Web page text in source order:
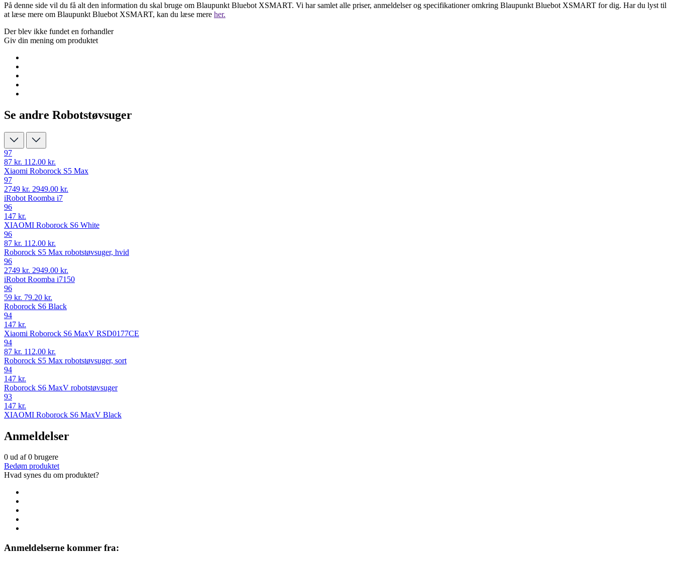
På denne side vil du få alt den information du skal bruge om Blaupunkt Bluebot XSMART. Vi har samlet alle priser, anmeldelser og specifikationer omkring Blaupunkt Bluebot XSMART for dig. Har du lyst til
at læse mere om Blaupunkt Bluebot XSMART, kan du læse mere her.
Der blev ikke fundet en forhandler
Giv din mening om produktet
Se andre Robotstøvsuger
97
87 kr. 112.00 kr.
Xiaomi Roborock S5 Max
97
2749 kr. 2949.00 kr.
iRobot Roomba i7
96
147 kr.
XIAOMI Roborock S6 White
96
87 kr. 112.00 kr.
Roborock S5 Max robotstøvsuger, hvid
96
2749 kr. 2949.00 kr.
iRobot Roomba i7150
96
59 kr. 79.20 kr.
Roborock S6 Black
94
147 kr.
Xiaomi Roborock S6 MaxV RSD0177CE
94
87 kr. 112.00 kr.
Roborock S5 Max robotstøvsuger, sort
94
147 kr.
Roborock S6 MaxV robotstøvsuger
93
147 kr.
XIAOMI Roborock S6 MaxV Black
Anmeldelser
0 ud af0 brugere
Bedøm produktet
Hvad synes du om produktet?
Anmeldelserne kommer fra: